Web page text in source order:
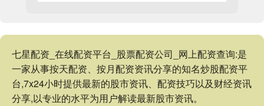
七星配资_在线配资平台_股票配资公司_网上配资查询:是
一家从事按天配资、按月配资资讯分享的知名炒股配资平
台,7x24小时提供最新的股市资讯、配资技巧以及财经资讯
分享,以专业的水平为用户解读最新股市资讯。